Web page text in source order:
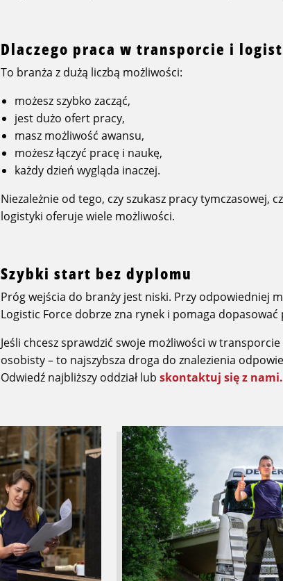
Dlaczego praca w transporcie i
To branża z dużą liczbą możliwości:
możesz szybko zacząć,
jest dużo ofert pracy,
masz możliwość awansu,
możesz łączyć pracę i naukę,
każdy dzień wygląda inaczej.
Niezależnie od tego, czy szukasz pracy tymczasowej,
logistyki oferuje wiele możliwości.
Szybki start bez dyplomu
Próg wejścia do branży jest niski. Przy odpowiedniej
Logistic Force dobrze zna rynek i pomaga
Jeśli chcesz sprawdzić swoje możliwości w
osobisty – to najszybsza droga do znalezienia
Odwiedź najbliższy oddział lub skontaktuj się z nami.
Przeczytaj
więcej
o
Oto,
co
musisz
wiedzieć,
jeśli
jesteś